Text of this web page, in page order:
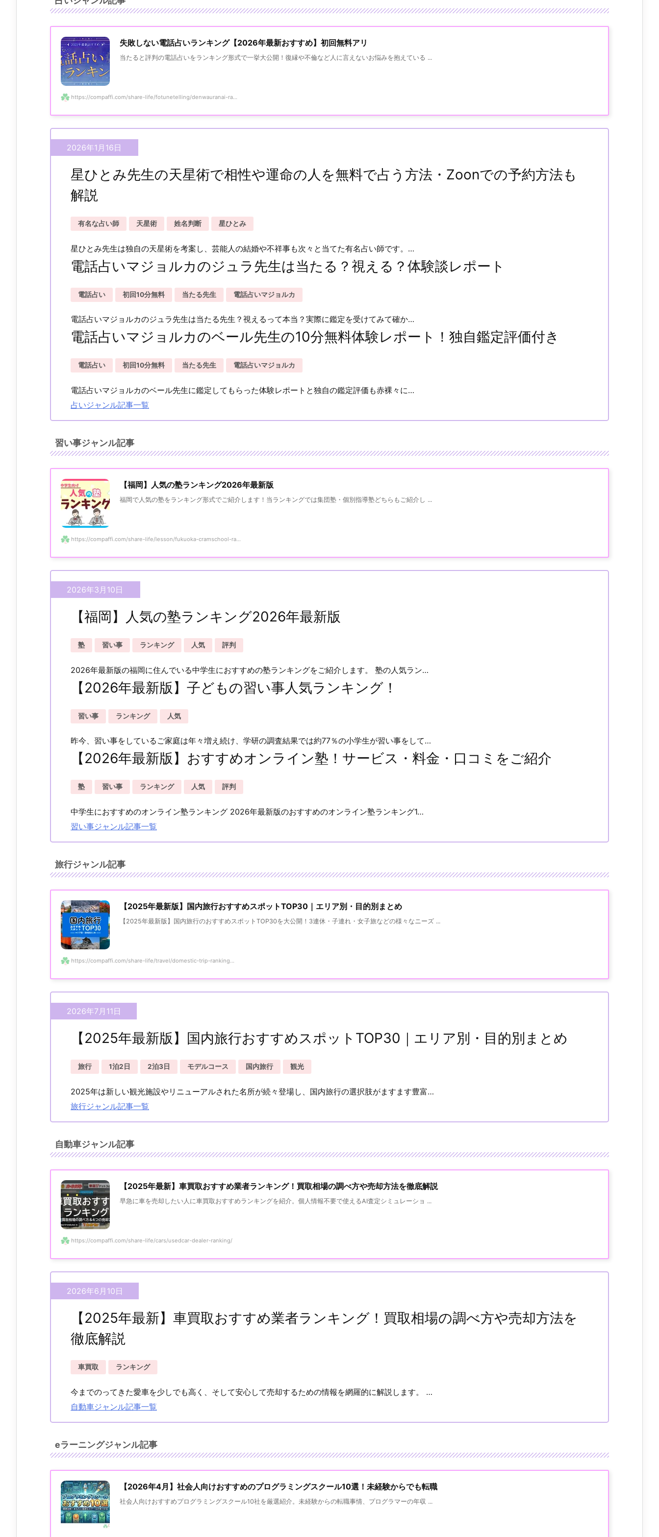
失敗しない電話占いランキング【2026年最新おすすめ】初回無料アリ
当たると評判の電話占いをランキング形式で一挙大公開！復縁や不倫など人に言えないお悩みを抱えている ...
https://compaffi.com/share-life/fotunetelling/denwauranai-ra...
2026年1月27日
星ひとみ先生の天星術で相性や運命の人を無料で占う方法・Zoonでの予約方法も
解説
有名な占い師 天星術 姓名判断 星ひとみ
星ひとみ先生は独自の天星術を考案し、芸能人の結婚や不祥事も次々と当てた有名占い師です。…
2026年1月19日
電話占いマジョルカのジュラ先生は当たる？視える？体験談レポート
電話占い 初回10分無料 当たる先生 電話占いマジョルカ
電話占いマジョルカのジュラ先生は当たる先生？視えるって本当？実際に鑑定を受けてみて確か…
2026年1月16日
電話占いマジョルカのベール先生の10分無料体験レポート！独自鑑定評価付き
電話占い 初回10分無料 当たる先生 電話占いマジョルカ
電話占いマジョルカのベール先生に鑑定してもらった体験レポートと独自の鑑定評価も赤裸々に…
占いジャンル記事一覧
習い事ジャンル記事
【福岡】人気の塾ランキング2026年最新版
福岡で人気の塾をランキング形式でご紹介します！当ランキングでは集団塾・個別指導塾どちらもご紹介し ...
https://compaffi.com/share-life/lesson/fukuoka-cramschool-ra...
2026年4月29日
【福岡】人気の塾ランキング2026年最新版
塾 習い事 ランキング 人気 評判
2026年最新版の福岡に住んでいる中学生におすすめの塾ランキングをご紹介します。 塾の人気ラン…
2026年4月18日
【2026年最新版】子どもの習い事人気ランキング！
習い事 ランキング 人気
昨今、習い事をしているご家庭は年々増え続け、学研の調査結果では約77％の小学生が習い事をして…
2026年3月10日
【2026年最新版】おすすめオンライン塾！サービス・料金・口コミをご紹介
塾 習い事 ランキング 人気 評判
中学生におすすめのオンライン塾ランキング 2026年最新版のおすすめのオンライン塾ランキング1…
習い事ジャンル記事一覧
旅行ジャンル記事
【2025年最新版】国内旅行おすすめスポットTOP30｜エリア別・目的別まとめ
【2025年最新版】国内旅行のおすすめスポットTOP30を大公開！3連休・子連れ・女子旅などの様々なニーズ ...
https://compaffi.com/share-life/travel/domestic-trip-ranking...
2026年7月11日
【2025年最新版】国内旅行おすすめスポットTOP30｜エリア別・目的別まとめ
旅行 1泊2日 2泊3日 モデルコース 国内旅行 観光
2025年は新しい観光施設やリニューアルされた名所が続々登場し、国内旅行の選択肢がますます豊富…
旅行ジャンル記事一覧
自動車ジャンル記事
【2025年最新】車買取おすすめ業者ランキング！買取相場の調べ方や売却方法を徹底解説
早急に車を売却したい人に車買取おすすめランキングを紹介。個人情報不要で使えるAI査定シミュレーショ ...
https://compaffi.com/share-life/cars/usedcar-dealer-ranking/
2026年6月10日
【2025年最新】車買取おすすめ業者ランキング！買取相場の調べ方や売却方法を
徹底解説
車買取 ランキング
今までのってきた愛車を少しでも高く、そして安心して売却するための情報を網羅的に解説します。 …
自動車ジャンル記事一覧
eラーニングジャンル記事
【2026年4月】社会人向けおすすめのプログラミングスクール10選！未経験からでも転職
社会人向けおすすめプログラミングスクール10社を厳選紹介。未経験からの転職事情、プログラマーの年収 ...